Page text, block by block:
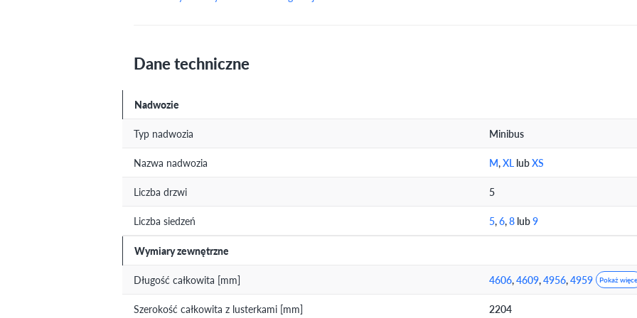
Dane techniczne
Nadwozie
Typ nadwozia Minibus
Nazwa nadwozia M,XL lubXS
Liczba drzwi 5
Liczba siedzeń 5,6,8 lub9
Wymiary zewnętrzne
Długość całkowita [mm] 4606,4609,4956,4959 Pokaż
Szerokość całkowita z lusterkami [mm] 2204